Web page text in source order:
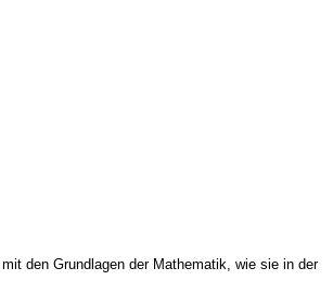
den Grundlagen der Mathematik, wie sie in der